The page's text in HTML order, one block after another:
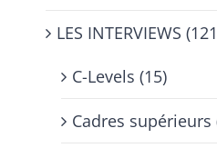
LES INTERVIEWS
C-Levels (15)
Cadres supérieurs